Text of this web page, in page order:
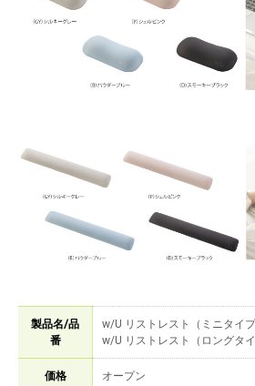
製品名/品
番
w/U リストレスト（ミニタイ
w/U リストレスト（ロングタ
価格 オープン